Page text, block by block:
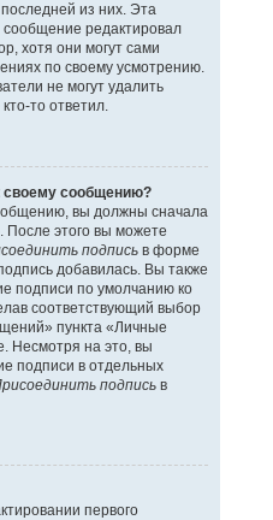
из них. Эта
редактировал
хотя они могут сами
по своему усмотрению.
не могут удалить
то ответил.
своему сообщению?
вы должны сначала
После этого вы можете
подписьв форме
добавилась. Вы также
подписи по умолчанию ко
соответствующий выбор
пункта «Личные
Несмотря на это, вы
подписи в отдельных
подписьв
первого